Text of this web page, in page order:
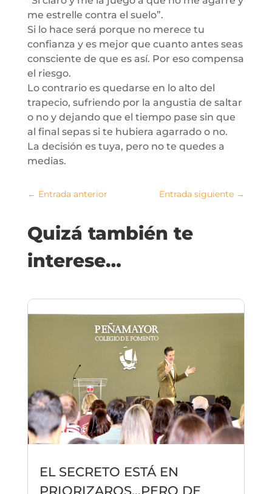
me estrelle contra el suelo”.
Si lo hace será porque no merece tu
confianza y es mejor que cuanto antes seas
consciente de que es así. Por eso compensa
el riesgo.
Lo contrario es quedarse en lo alto del
trapecio, sufriendo por la angustia de saltar
o no y dejando que el tiempo pase sin que
al final sepas si te hubiera agarrado o no.
La decisión es tuya, pero no te quedes a
medias.
← Entrada anterior Entrada siguiente →
Quizá también te
interese…
EL SECRETO ESTÁ EN
PRIORIZAROS…PERO DE